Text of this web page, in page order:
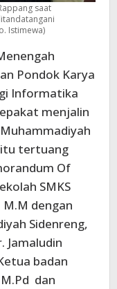
saat
Istimewa)
Pondok Karya
Informatika
menjalin
itu tertuang
Of
SMKS
M.M dengan
Sidenreng,
Jamaludin
badan
dan